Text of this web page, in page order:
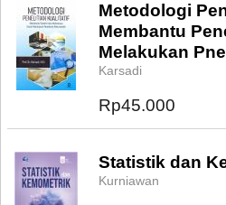
Metodologi
Membantu
Melakukan
Karsadi
Rp45.000
Statistik dan
Kurniawan